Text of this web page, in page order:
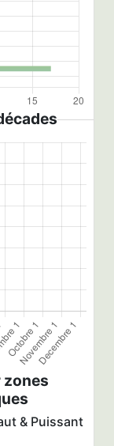
zones
& Puissant